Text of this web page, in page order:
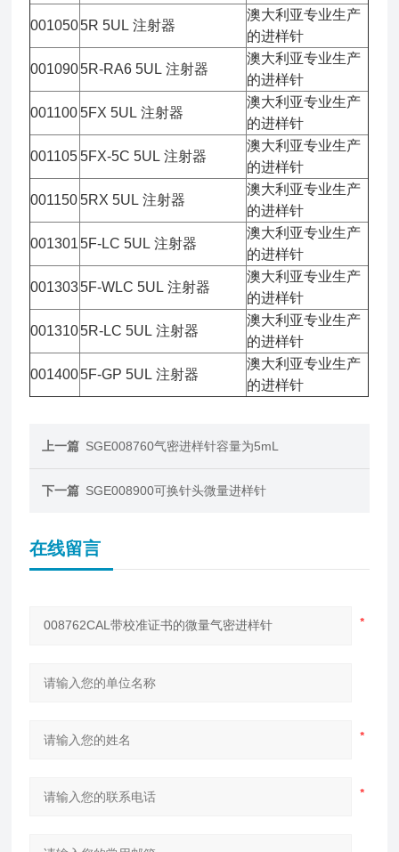
0010505R 5UL 注射器
澳大利亚专业生产
的进样针
0010905R-RA6 5UL 注射器
澳大利亚专业生产
的进样针
001100 5FX 5UL 注射器
澳大利亚专业生产
的进样针
001105 5FX-5C 5UL 注射器
澳大利亚专业生产
的进样针
001150 5RX 5UL 注射器
澳大利亚专业生产
的进样针
001301 5F-LC 5UL 注射器
澳大利亚专业生产
的进样针
0013035F-WLC 5UL 注射器
澳大利亚专业生产
的进样针
0013105R-LC 5UL 注射器
澳大利亚专业生产
的进样针
0014005F-GP 5UL 注射器
澳大利亚专业生产
的进样针
上一篇 SGE008760气密进样针容量为5mL
下一篇 SGE008900可换针头微量进样针
在线留言